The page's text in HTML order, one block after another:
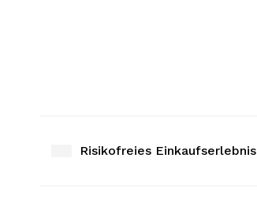
Risikofreies Einkaufserlebnis